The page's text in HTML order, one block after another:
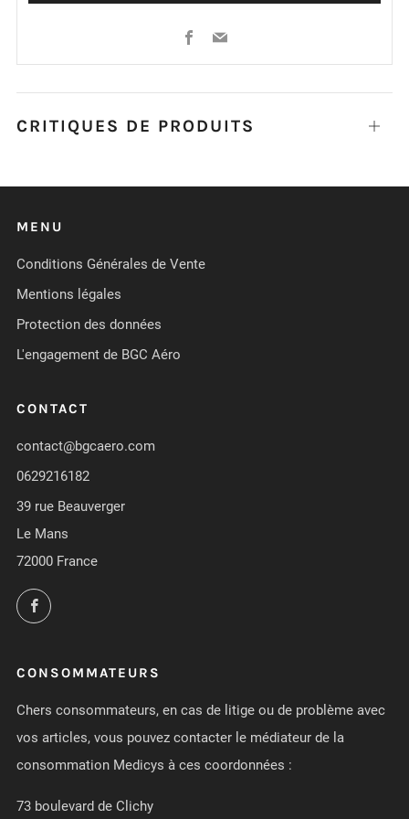
Facebook
Email
CRITIQUES DE PRODUITS Ouvrir
MENU
Conditions Générales de Vente
Mentions légales
Protection des données
L'engagement de BGC Aéro
CONTACT
contact@bgcaero.com
0629216182
39 rue Beauverger
Le Mans
72000 France
Facebook
CONSOMMATEURS
Chers consommateurs, en cas de litige ou de problème avec
vos articles, vous pouvez contacter le médiateur de la
consommation Medicys à ces coordonnées :
73 boulevard de Clichy